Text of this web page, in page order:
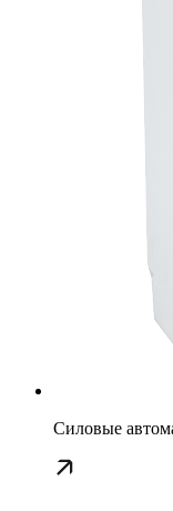
Силовые